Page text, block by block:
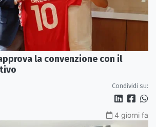
la convenzione con il
Condividi su:
4 giorni fa